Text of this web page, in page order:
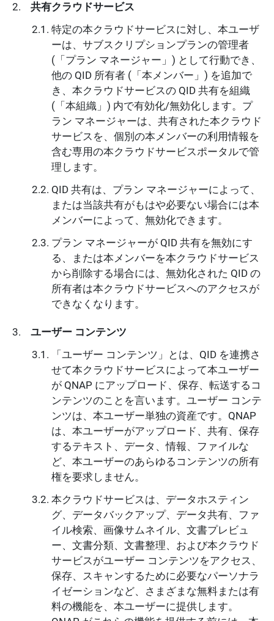
共有クラウドサービス
特定の本クラウドサービスに対し、本ユーザ
ーは、サブスクリプションプランの管理者
(「プラン マネージャー」) として行動でき、
他の QID 所有者 (「本メンバー」) を追加で
き、本クラウドサービスの QID 共有を組織
(「本組織」) 内で有効化/無効化します。プ
ラン マネージャーは、共有された本クラウド
サービスを、個別の本メンバーの利用情報を
含む専用の本クラウドサービスポータルで管
理します。
QID 共有は、プラン マネージャーによって、
または当該共有がもはや必要ない場合には本
メンバーによって、無効化できます。
プラン マネージャーが QID 共有を無効にす
る、または本メンバーを本クラウドサービス
から削除する場合には、無効化された QID の
所有者は本クラウドサービスへのアクセスが
できなくなります。
ユーザー コンテンツ
「ユーザー コンテンツ」とは、QID を連携さ
せて本クラウドサービスによって本ユーザー
が QNAP にアップロード、保存、転送するコ
ンテンツのことを言います。ユーザー コンテ
ンツは、本ユーザー単独の資産です。QNAP
は、本ユーザーがアップロード、共有、保存
するテキスト、データ、情報、ファイルな
ど、本ユーザーのあらゆるコンテンツの所有
権を要求しません。
本クラウドサービスは、データホスティン
グ、データバックアップ、データ共有、ファ
イル検索、画像サムネイル、文書プレビュ
ー、文書分類、文書整理、および本クラウド
サービスがユーザー コンテンツをアクセス、
保存、スキャンするために必要なパーソナラ
イゼーションなど、さまざまな無料または有
料の機能を、本ユーザーに提供します。